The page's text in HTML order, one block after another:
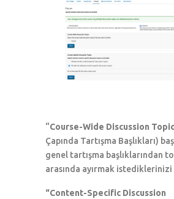
“Course-Wide Discussion
Çapında Tartışma Başlıkları)
genel tartışma başlıklarından
arasında ayırmak
“Content-Specific Discussion